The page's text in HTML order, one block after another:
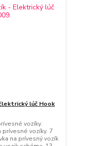
lúč Hook
vozíky.
prívesné vozíky. 7
na prívesný vozík